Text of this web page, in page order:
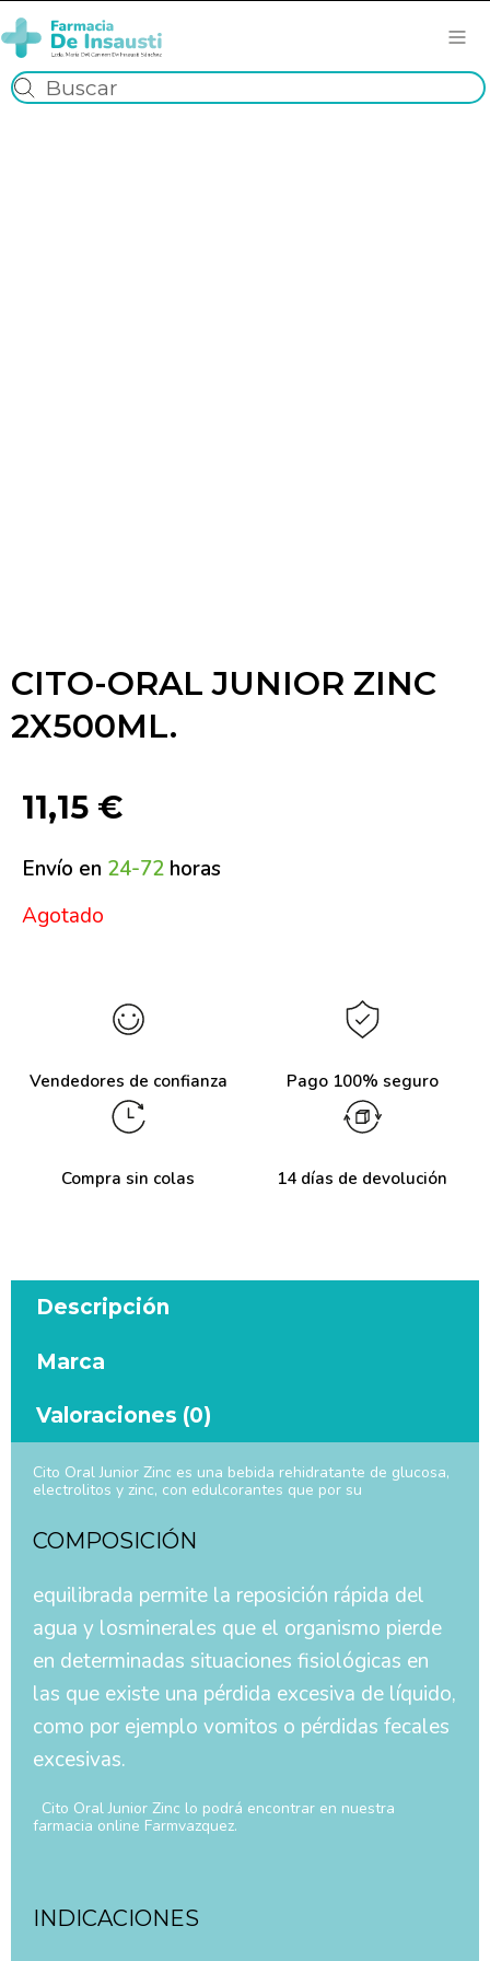
CITO-ORAL JUNIOR ZINC
2X500ML.
11,15 €
Envío en 24-72 horas
Agotado
Vendedores de confianza Pago 100% seguro
Compra sin colas 14 días de devolución
Descripción
Marca
Valoraciones (0)
Cito Oral Junior Zinc es una bebida rehidratante de glucosa,
electrolitos y zinc, con edulcorantes que por su
COMPOSICIÓN
equilibrada permite la reposición rápida del
agua y losminerales que el organismo pierde
en determinadas situaciones fisiológicas en
las que existe una pérdida excesiva de líquido,
como por ejemplo vomitos o pérdidas fecales
excesivas.
Cito Oral Junior Zinc lo podrá encontrar en nuestra
farmacia online Farmvazquez.
INDICACIONES